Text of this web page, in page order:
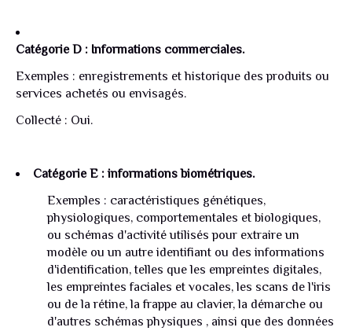
Catégorie D : Informations commerciales.
Exemples : enregistrements et historique des produits ou
services achetés ou envisagés.
Collecté : Oui.
Catégorie E : informations biométriques.
Exemples : caractéristiques génétiques,
physiologiques, comportementales et biologiques,
ou schémas d'activité utilisés pour extraire un
modèle ou un autre identifiant ou des informations
d'identification, telles que les empreintes digitales,
les empreintes faciales et vocales, les scans de l'iris
ou de la rétine, la frappe au clavier, la démarche ou
d'autres schémas physiques , ainsi que des données